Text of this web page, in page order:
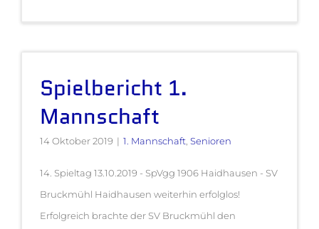
Spielbericht 1.
Mannschaft
14 Oktober 2019 | 1. Mannschaft, Senioren
14. Spieltag 13.10.2019 - SpVgg 1906 Haidhausen - SV
Bruckmühl Haidhausen weiterhin erfolglos!
Erfolgreich brachte der SV Bruckmühl den